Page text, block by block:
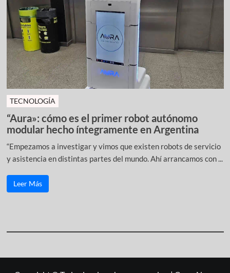
TECNOLOGÍA
“Aura»: cómo es el primer robot autónomo
modular hecho íntegramente en Argentina
“Empezamos a investigar y vimos que existen robots de servicio
y asistencia en distintas partes del mundo. Ahí arrancamos con ...
Leer Más